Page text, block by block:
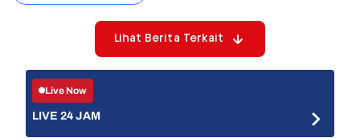
Lihat Berita Terkait
Live Now
LIVE 24 JAM